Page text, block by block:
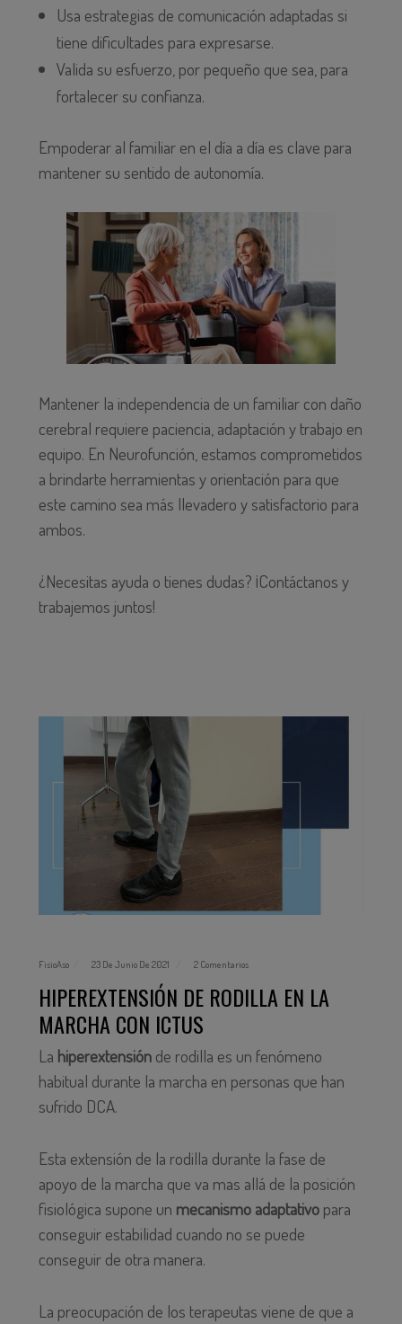
Usa estrategias de comunicación adaptadas si
tiene dificultades para expresarse.
Valida su esfuerzo, por pequeño que sea, para
fortalecer su confianza.
Empoderar al familiar en el día a día es clave para
mantener su sentido de autonomía.
Mantener la independencia de un familiar con daño
cerebral requiere paciencia, adaptación y trabajo en
equipo. En Neurofunción, estamos comprometidos
a brindarte herramientas y orientación para que
este camino sea más llevadero y satisfactorio para
ambos.
¿Necesitas ayuda o tienes dudas? ¡Contáctanos y
trabajemos juntos!
FisioAso 23 De Junio De 2021 2 Comentarios
HIPEREXTENSIÓN DE RODILLA EN LA
MARCHA CON ICTUS
La hiperextensiónde rodilla es un fenómeno
habitual durante la marcha en personas que han
sufrido DCA.
Esta extensión de la rodilla durante la fase de
apoyo de la marcha que va mas allá de la posición
fisiológica supone un mecanismo adaptativopara
conseguir estabilidad cuando no se puede
conseguir de otra manera.
La preocupación de los terapeutas viene de que a